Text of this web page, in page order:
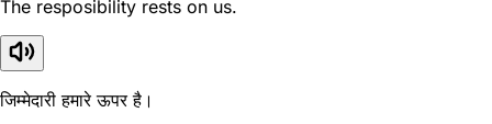
The resposibility rests on us.
जिम्मेदारी हमारे ऊपर है।